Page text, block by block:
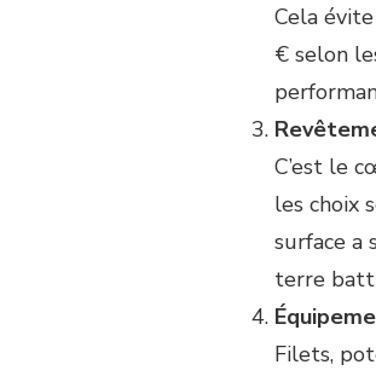
Cela
€ selon
C’est le
les choix
surface a
terre
Filets,